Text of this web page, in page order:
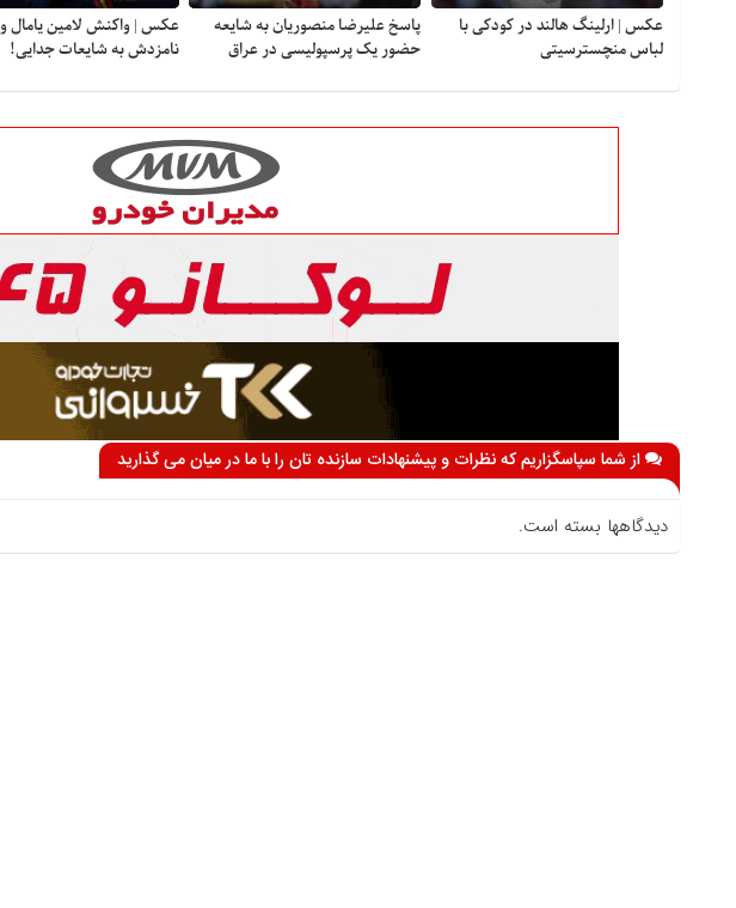
عکس | ارلینگ هالند در کودکی با
لباس منچسترسیتی
پاسخ علیرضا منصوریان به شایعه
حضور یک پرسپولیسی در عراق
عکس | واکنش لامین یامال و
نامزدش به شایعات جدایی!
از شما سپاسگزاریم که نظرات و پیشنهادات سازنده تان را با ما در میان می گذارید
دیدگاهها بسته است.